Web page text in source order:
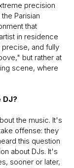
precision
Parisian
that
in residence
and fully
but rather at
scene, where
DJ?
the music. It's
offense: they
this question
about DJs. It's
sooner or later,